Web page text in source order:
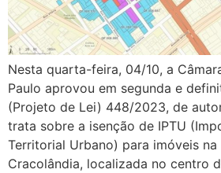
Nesta quarta-feira, 04/10, a
Paulo aprovou em segunda e
(Projeto de Lei) 448/2023, de
trata sobre a isenção de IPTU
Territorial Urbano) para imóveis na
Cracolândia, localizada no centro